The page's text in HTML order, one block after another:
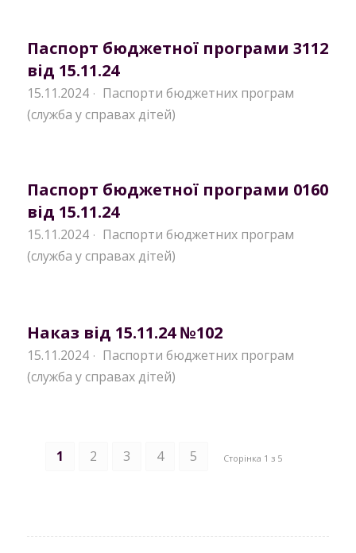
Паспорт бюджетної програми 3112
від 15.11.24
15.11.2024 · Паспорти бюджетних програм
(служба у справах дітей)
Паспорт бюджетної програми 0160
від 15.11.24
15.11.2024 · Паспорти бюджетних програм
(служба у справах дітей)
Наказ від 15.11.24 №102
15.11.2024 · Паспорти бюджетних програм
(служба у справах дітей)
Сторінка 1 з 5
1 2 3 4 5